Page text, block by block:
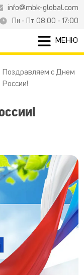
info@mbk-global.com
Пн - Пт 08:00 - 17:00
МЕНЮ
Поздравляем с Днем
России!